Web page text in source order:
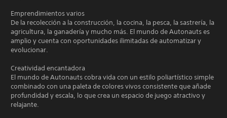
Emprendimientos varios
De la recolección a la construcción, la cocina, la pesca, la sastrería, la
agricultura, la ganadería y mucho más. El mundo de Autonauts es
amplio y cuenta con oportunidades ilimitadas de automatizar y
evolucionar.
Creatividad encantadora
El mundo de Autonauts cobra vida con un estilo poliartístico simple
combinado con una paleta de colores vivos consistente que añade
profundidad y escala, lo que crea un espacio de juego atractivo y
relajante.